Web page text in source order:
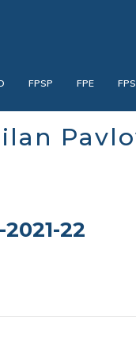
FPSP FPE
22